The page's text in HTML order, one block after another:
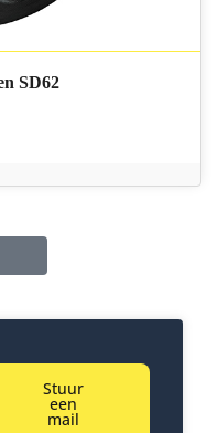
SD62
Stuur
een
mail